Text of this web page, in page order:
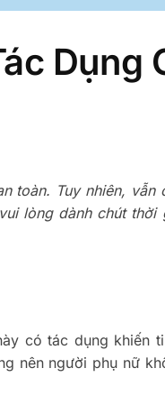
Dụng
Tuy nhiên, vẫn
lòng dành chút
có tác dụng khiến
nên người phụ nữ